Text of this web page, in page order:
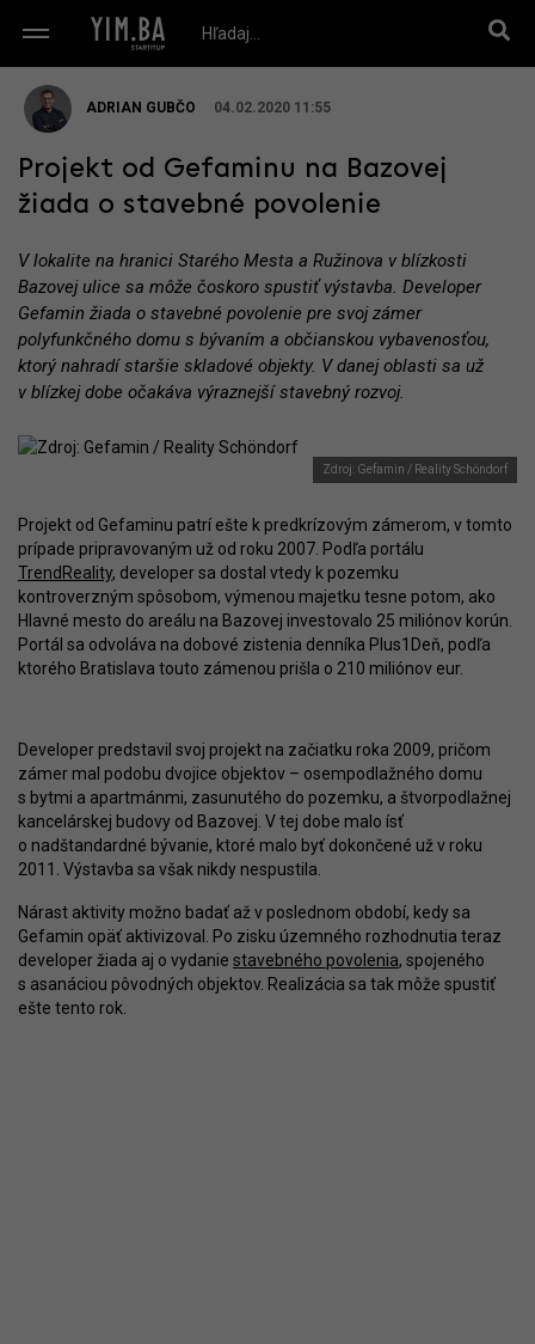
ADRIAN GUBČO 04.02.2020 11:55
Projekt od Gefaminu na Bazovej
žiada o stavebné povolenie
V lokalite na hranici Starého Mesta a Ružinova v blízkosti
Bazovej ulice sa môže čoskoro spustiť výstavba. Developer
Gefamin žiada o stavebné povolenie pre svoj zámer
polyfunkčného domu s bývaním a občianskou vybavenosťou,
ktorý nahradí staršie skladové objekty. V danej oblasti sa už
v blízkej dobe očakáva výraznejší stavebný rozvoj.
Zdroj: Gefamin / Reality Schöndorf
Projekt od Gefaminu patrí ešte k predkrízovým zámerom, v tomto
prípade pripravovaným už od roku 2007. Podľa portálu
TrendReality, developer sa dostal vtedy k pozemku
kontroverzným spôsobom, výmenou majetku tesne potom, ako
Hlavné mesto do areálu na Bazovej investovalo 25 miliónov korún.
Portál sa odvoláva na dobové zistenia denníka Plus1Deň, podľa
ktorého Bratislava touto zámenou prišla o 210 miliónov eur.
Developer predstavil svoj projekt na začiatku roka 2009, pričom
zámer mal podobu dvojice objektov – osempodlažného domu
s bytmi a apartmánmi, zasunutého do pozemku, a štvorpodlažnej
kancelárskej budovy od Bazovej. V tej dobe malo ísť
o nadštandardné bývanie, ktoré malo byť dokončené už v roku
2011. Výstavba sa však nikdy nespustila.
Nárast aktivity možno badať až v poslednom období, kedy sa
Gefamin opäť aktivizoval. Po zisku územného rozhodnutia teraz
developer žiada aj o vydanie stavebného povolenia, spojeného
s asanáciou pôvodných objektov. Realizácia sa tak môže spustiť
ešte tento rok.